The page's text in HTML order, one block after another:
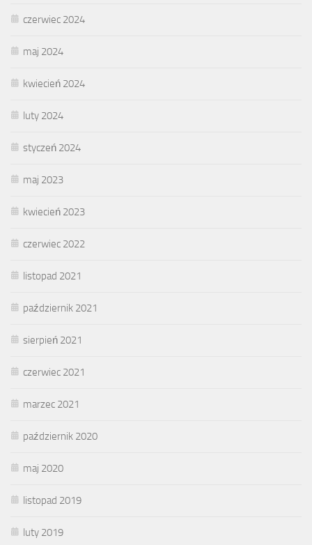
czerwiec 2024
maj 2024
kwiecień 2024
luty 2024
styczeń 2024
maj 2023
kwiecień 2023
czerwiec 2022
listopad 2021
październik 2021
sierpień 2021
czerwiec 2021
marzec 2021
październik 2020
maj 2020
listopad 2019
luty 2019